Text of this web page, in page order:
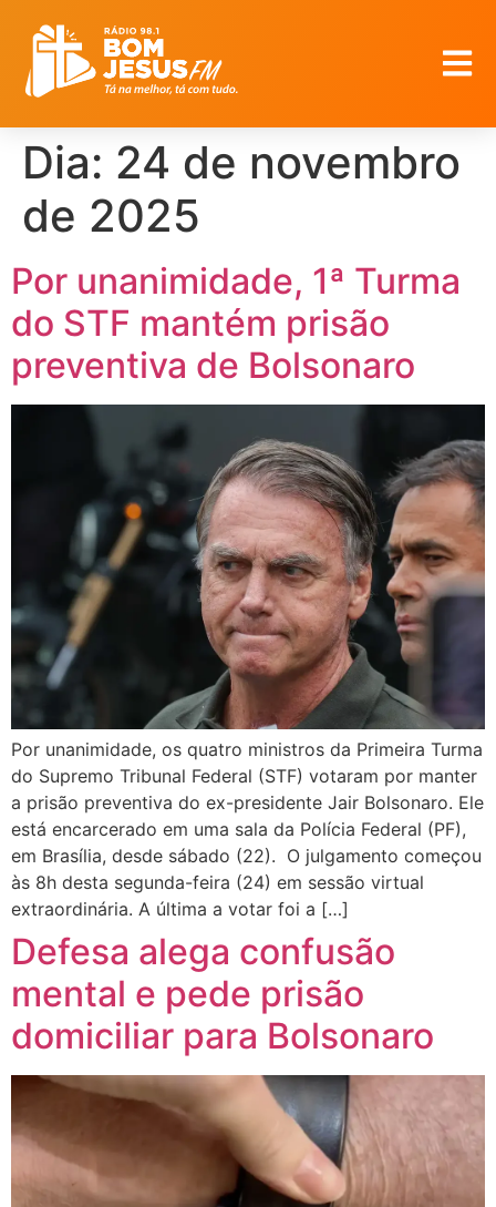
Dia: 24 de novembro
de 2025
Por unanimidade, 1ª Turma
do STF mantém prisão
preventiva de Bolsonaro
Por unanimidade, os quatro ministros da Primeira Turma
do Supremo Tribunal Federal (STF) votaram por manter
a prisão preventiva do ex-presidente Jair Bolsonaro. Ele
está encarcerado em uma sala da Polícia Federal (PF),
em Brasília, desde sábado (22). O julgamento começou
às 8h desta segunda-feira (24) em sessão virtual
extraordinária. A última a votar foi a […]
Defesa alega confusão
mental e pede prisão
domiciliar para Bolsonaro